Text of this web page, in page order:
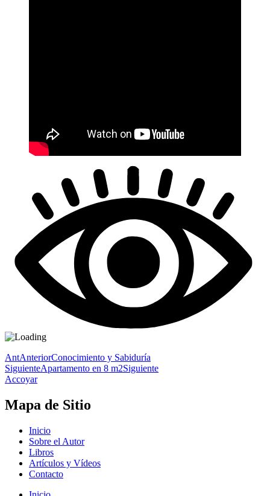
AntAnteriorConocimiento y Sabiduría
SiguienteApartamento en 8 m2Siguiente
Accoyar
Mapa de Sitio
Inicio
Sobre el Autor
Libros
Artículos y Vídeos
Contacto